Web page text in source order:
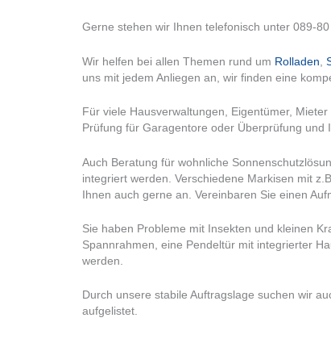
Gerne stehen wir Ihnen telefonisch unter 089-
Wir helfen bei allen Themen rund um Rolladen
uns mit jedem Anliegen an, wir finden eine
Für viele Hausverwaltungen, Eigentümer,
Prüfung für Garagentore oder Überprüfung und
Auch Beratung für wohnliche
integriert werden. Verschiedene Markisen mit
Ihnen auch gerne an. Vereinbaren Sie einen
Sie haben Probleme mit Insekten und kleinen
Spannrahmen, eine Pendeltür mit integrierter
werden.
Durch unsere stabile Auftragslage suchen wir
aufgelistet.